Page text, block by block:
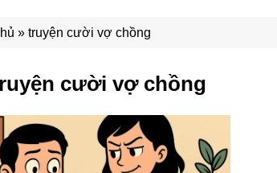
» truyện cười vợ chồng
cười vợ chồng